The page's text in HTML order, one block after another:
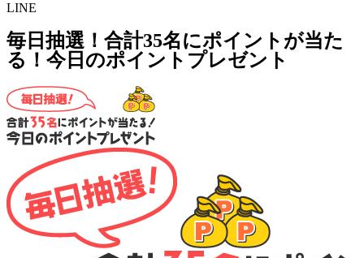
LINE
毎日抽選！合計35名にポイントが当た
る！今日のポイントプレゼント